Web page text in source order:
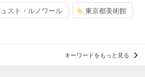
スト・ルノワール 東京都美術館
キーワードをもっと見る